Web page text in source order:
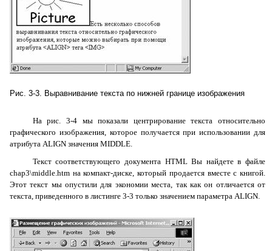
Рис. 3-3. Выравнивание текста по нижней границе изображения
На рис. 3-4 мы показали центрирование текста относительно
графического изображения, которое получается при использовании для
атрибута ALIGN значения MIDDLE.
Текст соответствующего документа HTML Вы найдете в файле
chap3\middle.htm на компакт-диске, который продается вместе с книгой.
Этот текст мы опустили для экономии места, так как он отличается от
текста, приведенного в листинге 3-3 только значением параметра ALIGN.